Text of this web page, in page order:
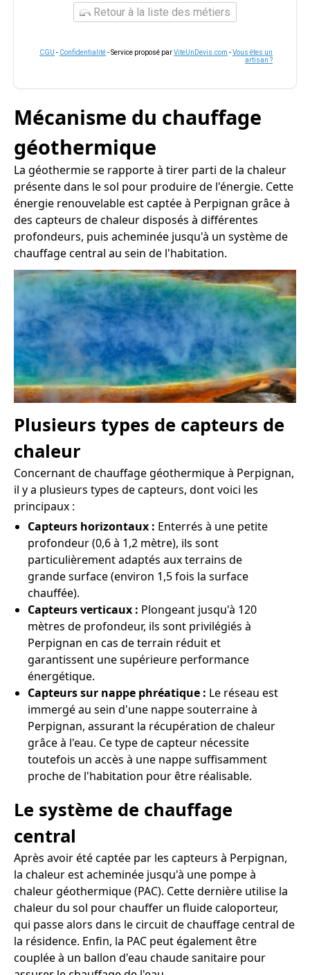
Retour à la liste des métiers
CGU - Confidentialité- Service proposé parViteUnDevis.com -Vous êtes un
artisan ?
Mécanisme du chauffage
géothermique
La géothermie se rapporte à tirer parti de la chaleur
présente dans le sol pour produire de l'énergie. Cette
énergie renouvelable est captée à Perpignan grâce à
des capteurs de chaleur disposés à différentes
profondeurs, puis acheminée jusqu'à un système de
chauffage central au sein de l'habitation.
Plusieurs types de capteurs de
chaleur
Concernant de chauffage géothermique à Perpignan,
il y a plusieurs types de capteurs, dont voici les
principaux :
Capteurs horizontaux : Enterrés à une petite
profondeur (0,6 à 1,2 mètre), ils sont
particulièrement adaptés aux terrains de
grande surface (environ 1,5 fois la surface
chauffée).
Capteurs verticaux : Plongeant jusqu'à 120
mètres de profondeur, ils sont privilégiés à
Perpignan en cas de terrain réduit et
garantissent une supérieure performance
énergétique.
Capteurs sur nappe phréatique : Le réseau est
immergé au sein d'une nappe souterraine à
Perpignan, assurant la récupération de chaleur
grâce à l'eau. Ce type de capteur nécessite
toutefois un accès à une nappe suffisamment
proche de l'habitation pour être réalisable.
Le système de chauffage
central
Après avoir été captée par les capteurs à Perpignan,
la chaleur est acheminée jusqu'à une pompe à
chaleur géothermique (PAC). Cette dernière utilise la
chaleur du sol pour chauffer un fluide caloporteur,
qui passe alors dans le circuit de chauffage central de
la résidence. Enfin, la PAC peut également être
couplée à un ballon d'eau chaude sanitaire pour